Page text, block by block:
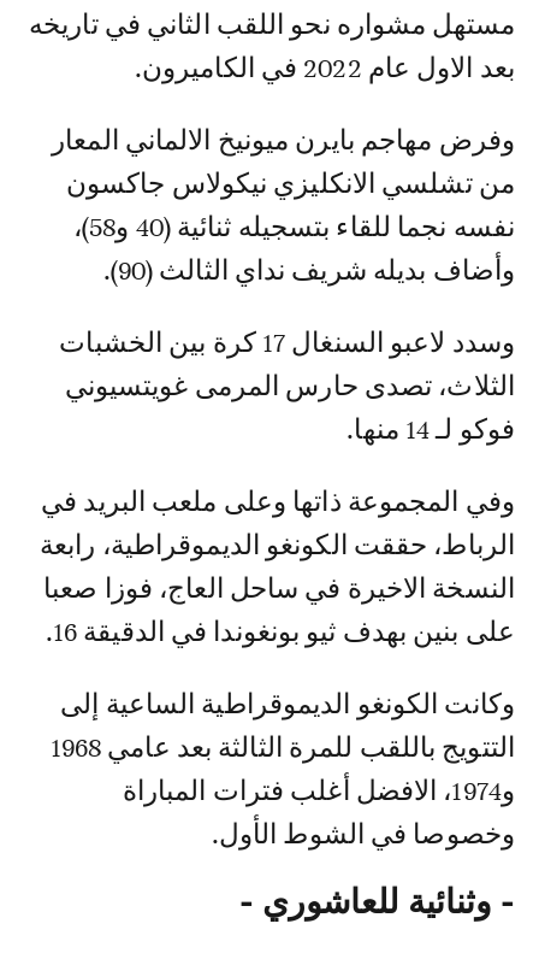
مستهل مشواره نحو اللقب الثاني في تاريخه
بعد الاول عام 2022 في الكاميرون.
وفرض مهاجم بايرن ميونيخ الالماني المعار
من تشلسي الانكليزي نيكولاس جاكسون
نفسه نجما للقاء بتسجيله ثنائية (40 و58)،
وأضاف بديله شريف نداي الثالث (90).
وسدد لاعبو السنغال 17 كرة بين الخشبات
الثلاث، تصدى حارس المرمى غويتسيوني
فوكو لـ 14 منها.
وفي المجموعة ذاتها وعلى ملعب البريد في
الرباط، حققت الكونغو الديموقراطية، رابعة
النسخة الاخيرة في ساحل العاج، فوزا صعبا
على بنين بهدف ثيو بونغوندا في الدقيقة 16.
وكانت الكونغو الديموقراطية الساعية إلى
التتويج باللقب للمرة الثالثة بعد عامي 1968
و1974، الافضل أغلب فترات المباراة
وخصوصا في الشوط الأول.
- وثنائية للعاشوري -